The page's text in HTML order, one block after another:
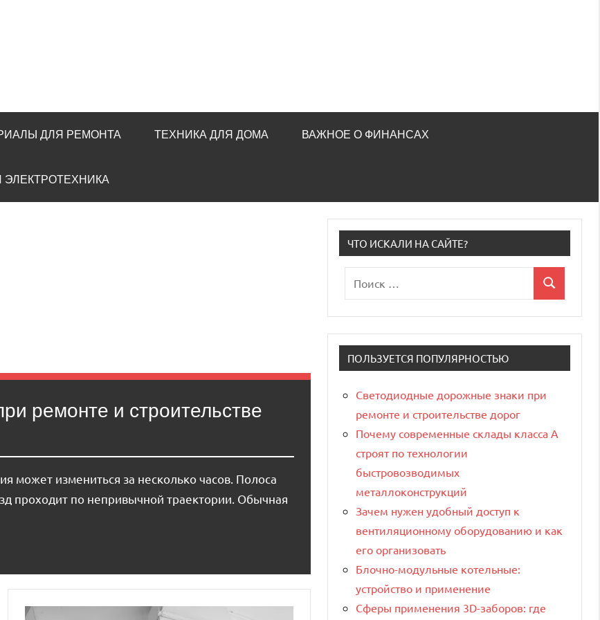
ДЛЯ РЕМОНТА ТЕХНИКА ДЛЯ ДОМА ВАЖНОЕ О ФИНАНСАХ
ЭЛЕКТРОТЕХНИКА
ремонте и строительстве
может измениться за несколько часов. Полоса
проходит по непривычной траектории. Обычная
ЧТО ИСКАЛИ НА САЙТЕ?
для:
Поиск
ПОЛЬЗУЕТСЯ ПОПУЛЯРНОСТЬЮ
Светодиодные дорожные знаки при
ремонте и строительстве дорог
Почему современные склады класса А
строят по технологии
быстровозводимых
металлоконструкций
Зачем нужен удобный доступ к
вентиляционному оборудованию и как
его организовать
Блочно-модульные котельные:
устройство и применение
Сферы применения 3D-заборов: где